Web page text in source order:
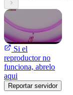
Si el
reproductor no
funciona, abrelo
aqui
Reportar servidor